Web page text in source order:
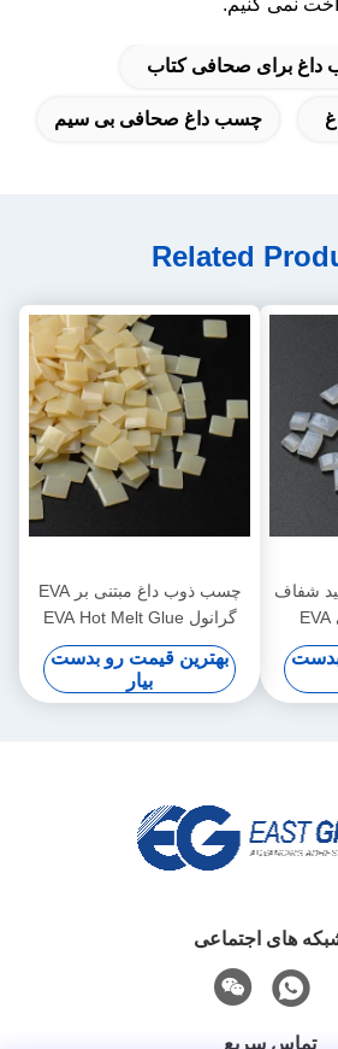
برای صحافی کتاب
چسب داغ صحافی بی سیم
Related
شفاف
چسب ذوب داغ مبتنی بر EVA
گرانول EVA Hot Melt Glue
برای صحافی
بهترین قیمت رو بدست
بیار
های اجتماعی
تماس سریع